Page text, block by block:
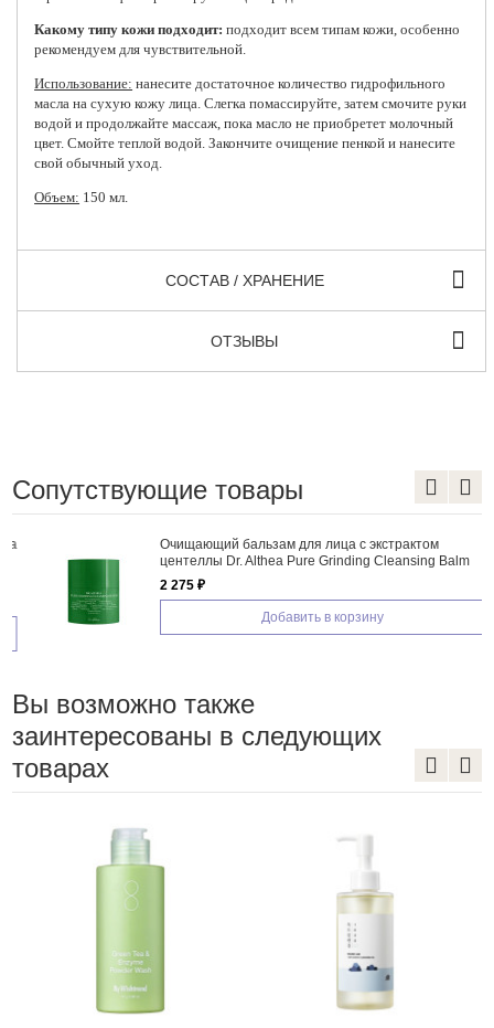
Какому типу кожи подходит:подходит всем типам кожи, особенно
рекомендуем для чувствительной.
Использование: нанесите достаточное количество гидрофильного
масла на сухую кожу лица. Слегка помассируйте, затем смочите руки
водой и продолжайте массаж, пока масло не приобретет молочный
цвет. Смойте теплой водой. Закончите очищение пенкой и нанесите
свой обычный уход.
Объем: 150 мл.
СОСТАВ / ХРАНЕНИЕ
ОТЗЫВЫ
Сопутствующие товары
Очищающий бальзам для лица с экстрактом
центеллы Dr. Althea Pure Grinding Cleansing Balm
2 275 ₽
Добавить в корзину
Вы возможно также
заинтересованы в следующих
товарах